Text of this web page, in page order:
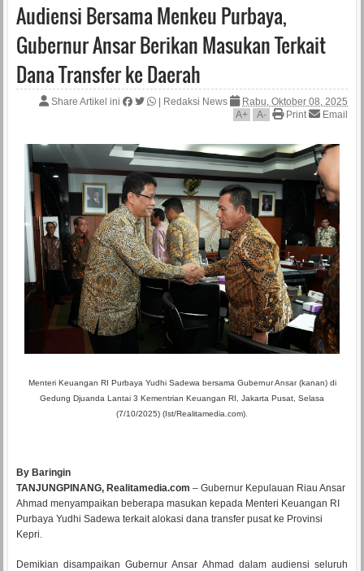
Audiensi Bersama Menkeu Purbaya,
Gubernur Ansar Berikan Masukan Terkait
Dana Transfer ke Daerah
Share Artikel ini Redaksi News
Rabu, Oktober 08, 2025
A+ A- Print Email
Menteri Keuangan RI Purbaya Yudhi Sadewa bersama Gubernur Ansar (kanan) di
Gedung Djuanda Lantai 3 Kementrian Keuangan RI, Jakarta Pusat, Selasa
(7/10/2025) (Ist/Realitamedia.com).
By Baringin
TANJUNGPINANG, Realitamedia.com – Gubernur Kepulauan Riau Ansar
Ahmad menyampaikan beberapa masukan kepada Menteri Keuangan RI
Purbaya Yudhi Sadewa terkait alokasi dana transfer pusat ke Provinsi
Kepri.
Demikian disampaikan Gubernur Ansar Ahmad dalam audiensi seluruh